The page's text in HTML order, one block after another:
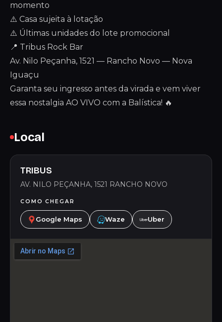
momento
⚠️ Casa sujeita à lotação
⚠️ Últimas unidades do lote promocional
📍 Tribus Rock Bar
Av. Nilo Peçanha, 1521 — Rancho Novo — Nova
Iguaçu
Garanta seu ingresso antes da virada e vem viver
essa nostalgia AO VIVO com a Balística! 🔥
Local
TRIBUS
AV. NILO PEÇANHA, 1521 RANCHO NOVO
COMO CHEGAR
Google Maps Waze Uber